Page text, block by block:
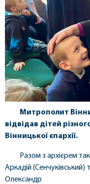
Митрополит
відвідав дітей
Вінницької єпархії.
Разом з архієрем
Аркадій (Сенчуківський)
Олександр